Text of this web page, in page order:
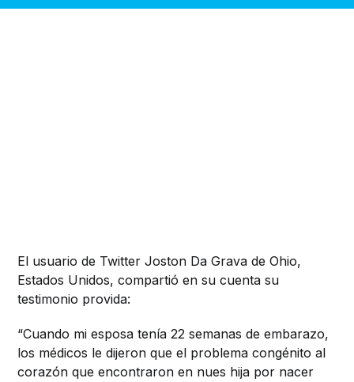
El usuario de Twitter Joston Da Grava de Ohio,
Estados Unidos, compartió en su cuenta su
testimonio provida:
“Cuando mi esposa tenía 22 semanas de embarazo,
los médicos le dijeron que el problema congénito al
corazón que encontraron en nues hija por nacer